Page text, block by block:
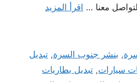
معنا … اقرأ المزيد
, بنشر جنوب السرة,تبديل
سيارات, تبديل بطاريات